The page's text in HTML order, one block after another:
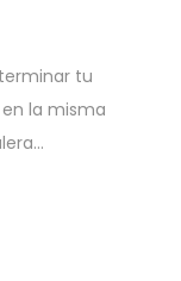
tu
la misma